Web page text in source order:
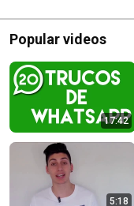
Popular videos
17:42
5:18